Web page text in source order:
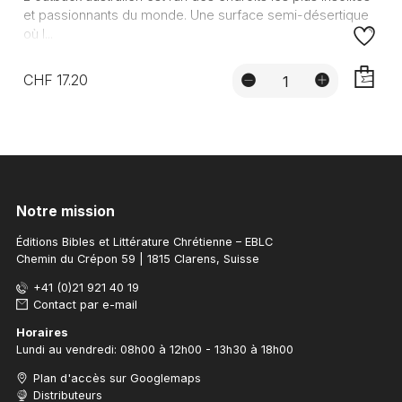
et passionnants du monde. Une surface semi-désertique
où l...
CHF 17.20
Notre mission
Éditions Bibles et Littérature Chrétienne – EBLC
Chemin du Crépon 59 | 1815 Clarens, Suisse
+41 (0)21 921 40 19
Contact par e-mail
Horaires
Lundi au vendredi: 08h00 à 12h00 - 13h30 à 18h00
Plan d'accès sur Googlemaps
Distributeurs